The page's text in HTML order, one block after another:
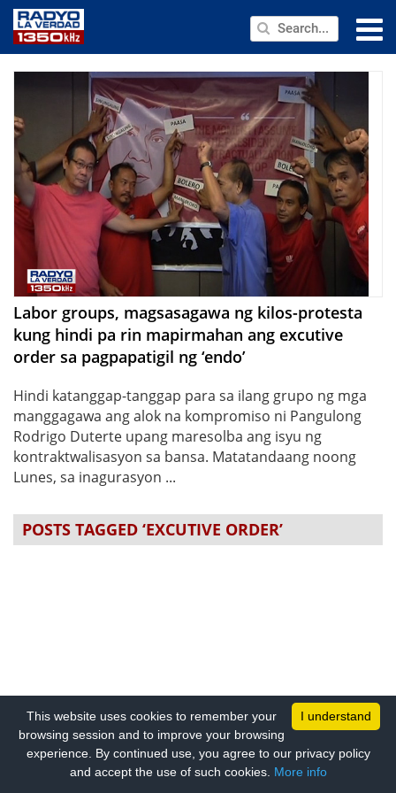
PUBLIC SERVICE
ANNOUNCEMENTS
PROGRAMS
ABOUT
CONTACT US
Labor groups, magsasagawa ng kilos-protesta
kung hindi pa rin mapirmahan ang excutive
order sa pagpapatigil ng ‘endo’
Hindi katanggap-tanggap para sa ilang grupo ng mga
manggagawa ang alok na kompromiso ni Pangulong
Rodrigo Duterte upang maresolba ang isyu ng
kontraktwalisasyon sa bansa. Matatandaang noong
Lunes, sa inagurasyon ...
POSTS TAGGED ‘EXCUTIVE ORDER’
I understand
This website uses cookies to remember your
browsing session and to improve your browsing
experience. By continued use, you agree to our privacy policy
and accept the use of such cookies. More info